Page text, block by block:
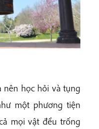
nên học hỏi và tụng
một phương tiện
mọi vật đều trống